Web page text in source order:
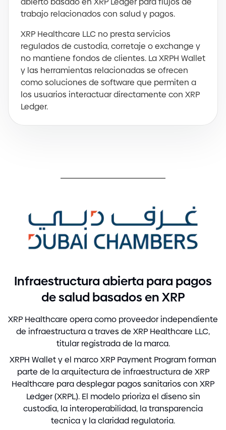
trabajo relacionados con salud y pagos.
XRP Healthcare LLC no presta servicios
regulados de custodia, corretaje o exchange y
no mantiene fondos de clientes. La XRPH Wallet
y las herramientas relacionadas se ofrecen
como soluciones de software que permiten a
los usuarios interactuar directamente con XRP
Ledger.
Infraestructura abierta para pagos
de salud basados en XRP
XRP Healthcare opera como proveedor independiente
de infraestructura a traves de XRP Healthcare LLC,
titular registrada de la marca.
XRPH Wallet y el marco XRP Payment Program forman
parte de la arquitectura de infraestructura de XRP
Healthcare para desplegar pagos sanitarios con XRP
Ledger(XRPL). El modelo prioriza el diseno sin
custodia, la interoperabilidad, la transparencia
tecnica y la claridad regulatoria.